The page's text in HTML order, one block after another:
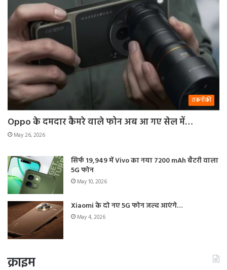
तकनीकी
Oppo के दमदार कैमरे वाले फोन अब आ गए सेल में…
May 26, 2026
सिर्फ 19,949 में Vivo का नया 7200 mAh बैटरी वाला
5G फोन
May 10, 2026
Xiaomi के दो नए 5G फोन जल्द आएंगे…
May 4, 2026
क्राइम